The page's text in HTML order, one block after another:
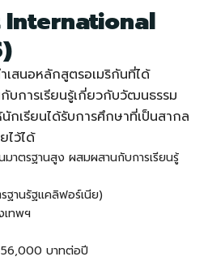
International
เสนอหลักสูตรอเมริกันที่ได้
บการเรียนรู้เกี่ยวกับวัฒนธรรม
กเรียนได้รับการศึกษาที่เป็นสากล
ไว้ได้
มาตรฐานสูง ผสมผสานกับการเรียนรู้
ฐานรัฐแคลิฟอร์เนีย)
เทพฯ
บาทต่อปี